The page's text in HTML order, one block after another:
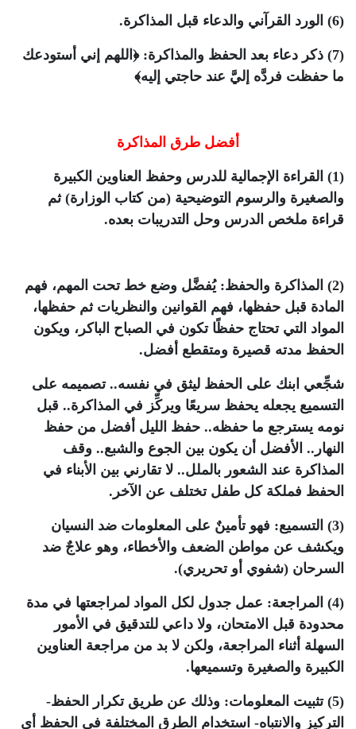
(6) الورد القرآني والدعاء قبل المذاكرة.
(7) ذكر دعاء بعد الحفظ والمذاكرة:
﴿اللهم إني أستودعك
ما حفظت فردَّه إليَّ عند حاجتي إليه﴾
أفضل طرق المذاكرة
(1) القراءة الإجمالية للدرس وحفظ العناوين الكبيرة
والصغيرة والرسوم التوضيحية (من كتاب الوزارة) ثم
قراءة ملخص الدرس وحل التدريبات بعده.
(2) المذاكرة والحفظ: يُفضَّل وضع خط تحت المهم، فهم
المادة قبل حفظها، فهم القوانين والنظريات ثم حفظها،
المواد التي تحتاج حفظًا تكون في الصباح الباكر، ويكون
الحفظ مدته قصيرة ومتقطع أفضل.
شجِّعي ابنك على الحفظ ليثق في نفسه.. تصميمه على
التسميع يجعله يحفظ سريعًا ويركِّز في المذاكرة.. قبل
نومه يسترجع ما حفظه.. حفظ الليل أفضل من حفظ
النهار.. الأفضل أن يكون بين الجوع والشبع.. وقف
المذاكرة عند الشعور بالملل.. لا تقارني بين الأبناء في
الحفظ فملكة كل طفل تختلف عن الآخر.
(3) التسميع: فهو تأمينٌ على المعلومات ضد النسيان
ويكشف عن مواطن الضعف والأخطاء، وهو علاجٌ ضد
السرحان (شفوي أو تحريري).
(4) المراجعة: عمل جدول لكل المواد لمراجعتها في مدة
محدودة قبل الامتحان، ولا داعي للتدقيق في الأمور
السهلة أثناء المراجعة، ولكن لا بد من مراجعة العناوين
الكبيرة والصغيرة وتسميعها.
(5) تثبيت المعلومات: وذلك عن طريق تكرار الحفظ-
التركيز والانتباه- استخدام الطرق المختلفة في الحفظ أي